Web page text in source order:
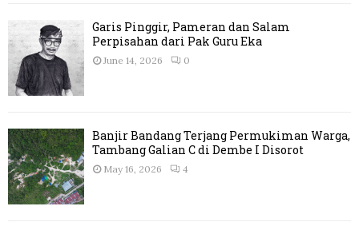
Garis Pinggir, Pameran dan Salam
Perpisahan dari Pak Guru Eka
June 14, 2026 0
Banjir Bandang Terjang Permukiman Warga,
Tambang Galian C di Dembe I Disorot
May 16, 2026 4